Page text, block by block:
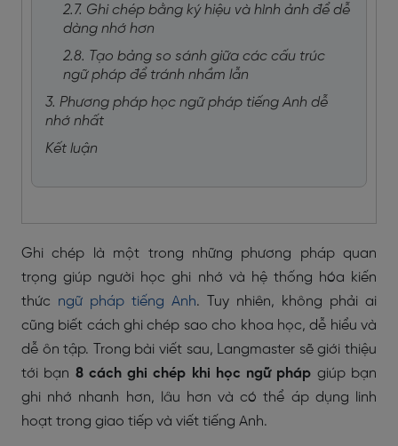
2.7. Ghi chép bằng ký hiệu và hình ảnh để dễ
dàng nhớ hơn
2.8. Tạo bảng so sánh giữa các cấu trúc
ngữ pháp để tránh nhầm lẫn
3. Phương pháp học ngữ pháp tiếng Anh dễ
nhớ nhất
Kết luận
Ghi chép là một trong những phương pháp quan
trọng giúp người học ghi nhớ và hệ thống hóa kiến
thức ngữ pháp tiếng Anh. Tuy nhiên, không phải ai
cũng biết cách ghi chép sao cho khoa học, dễ hiểu và
dễ ôn tập. Trong bài viết sau, Langmaster sẽ giới thiệu
tới bạn 8 cách ghi chép khi học ngữ pháp giúp bạn
ghi nhớ nhanh hơn, lâu hơn và có thể áp dụng linh
hoạt trong giao tiếp và viết tiếng Anh.